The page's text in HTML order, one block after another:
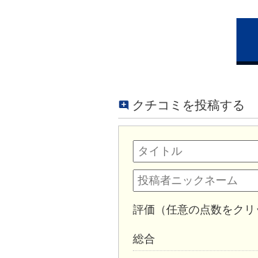
クチコミを投稿する
評価（任意の点数をクリ
総合